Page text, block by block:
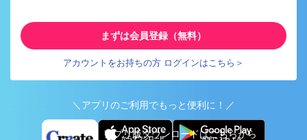
まずは会員登録（無料）
アカウントをお持ちの方 ログインはこちら＞
＼アプリのご利用でもっと便利に！／
アプリ版ダウンロードはこちらから